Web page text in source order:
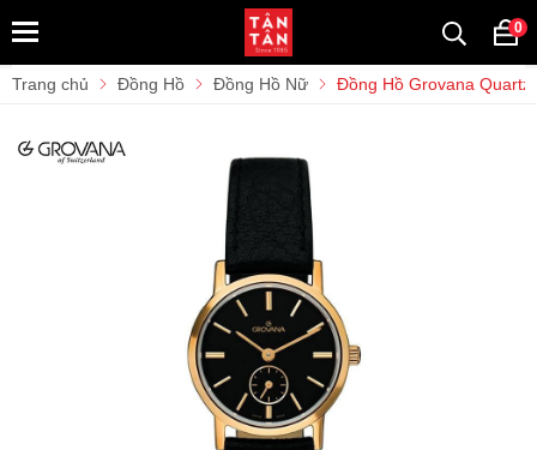
0
Trang chủ Đồng Hồ Đồng Hồ Nữ Đồng Hồ Grovana